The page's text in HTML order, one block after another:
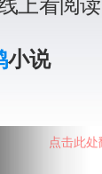
上看阅读
小说
点击此